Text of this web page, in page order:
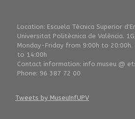
Location: Escuela Tècnica Superior
Universitat Politècnica de València.
Monday-Friday from 9:00h to
to 14:00h
Contact information: info.museu @
Phone: 96 387 72 00
Tweets by MuseuInfUPV